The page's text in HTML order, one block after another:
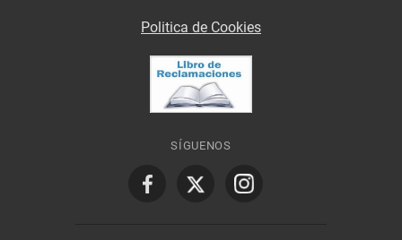
Politica de Cookies
SÍGUENOS